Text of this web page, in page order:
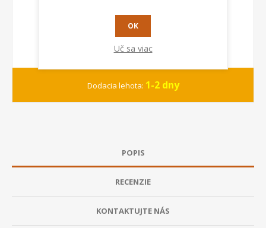
Dodacia lehota: 1-2 dny
POPIS
RECENZIE
KONTAKTUJTE NÁS
OK
Uč sa viac